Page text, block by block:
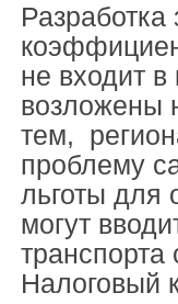
не входит
возложены
тем,
проблему
льготы для
могут
транспорта
Налоговый